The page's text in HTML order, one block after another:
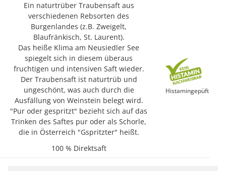
Ein naturtrüber Traubensaft aus
verschiedenen Rebsorten des
Burgenlandes (z.B. Zweigelt,
Blaufränkisch, St. Laurent).
Das heiße Klima am Neusiedler See
spiegelt sich in diesem überaus
fruchtigen und intensiven Saft wieder.
Der Traubensaft ist naturtrüb und
ungeschönt, was auch durch die
Ausfällung von Weinstein belegt wird.
"Pur oder gespritzt" bezieht sich auf das
Trinken des Saftes pur oder als Schorle,
die in Österreich "Gspritzter" heißt.
100 % Direktsaft
Histamingepüft